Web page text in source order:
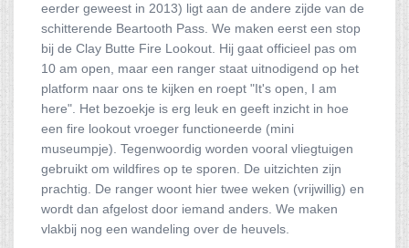
eerder geweest in 2013) ligt aan de andere zijde van de
schitterende Beartooth Pass. We maken eerst een stop
bij de Clay Butte Fire Lookout. Hij gaat officieel pas om
10 am open, maar een ranger staat uitnodigend op het
platform naar ons te kijken en roept "It's open, I am
here". Het bezoekje is erg leuk en geeft inzicht in hoe
een fire lookout vroeger functioneerde (mini
museumpje). Tegenwoordig worden vooral vliegtuigen
gebruikt om wildfires op te sporen. De uitzichten zijn
prachtig. De ranger woont hier twee weken (vrijwillig) en
wordt dan afgelost door iemand anders. We maken
vlakbij nog een wandeling over de heuvels.